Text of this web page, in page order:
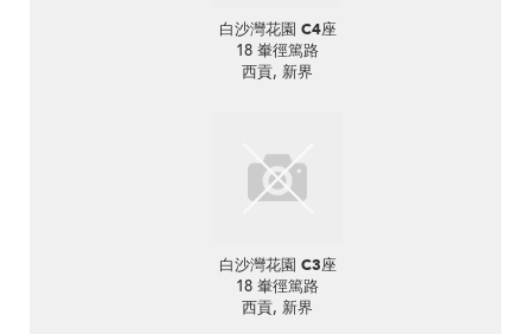
白沙灣花園 C4座
18 輋徑篤路
西貢, 新界
白沙灣花園 C3座
18 輋徑篤路
西貢, 新界